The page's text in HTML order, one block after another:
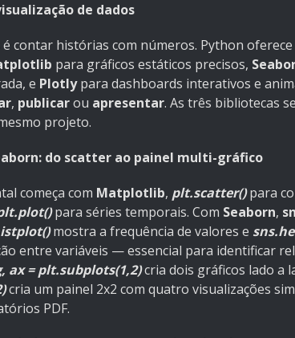
de dados
é contar histórias com números. Python
para gráficos estáticos precisos,
e Plotlypara dashboards interativos e
, publicarou apresentar. As três bibliotecas
projeto.
do scatter ao painel multi-gráfico
começa com Matplotlib, plt.scatter()para
para séries temporais. Com Seaborn,
mostra a frequência de valores e
entre variáveis — essencial para identificar
ax = plt.subplots(1,2)cria dois gráficos lado a
cria um painel 2x2 com quatro visualizações
PDF.